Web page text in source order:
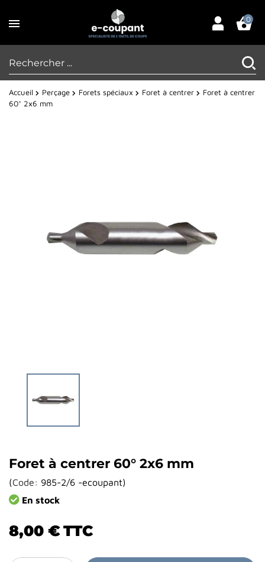
0
Accueil Perçage Forets spéciaux Foret à centrer
Foret à centrer
60° 2x6 mm
Foret à centrer 60° 2x6 mm
(Code: 985-2/6 -ecoupant)
En stock
8,00 €TTC